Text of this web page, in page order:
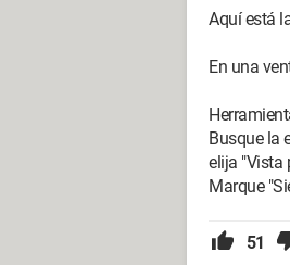
Aquí está
En una
Busque la
elija "Vista
Marque
51